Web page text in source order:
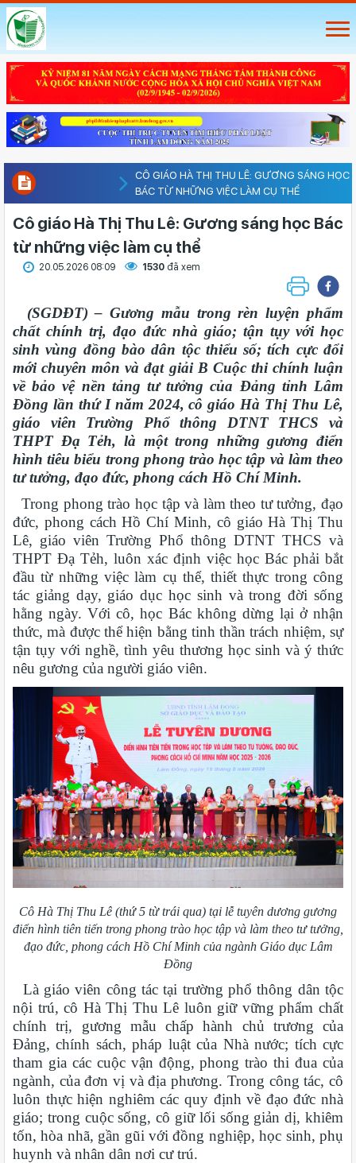
CÔ GIÁO HÀ THỊ THU LÊ: GƯƠNG SÁNG HỌC
BÁC TỪ NHỮNG VIỆC LÀM CỤ THỂ
Cô giáo Hà Thị Thu Lê: Gương sáng học Bác
từ những việc làm cụ thể
20.05.2026 08:09 1530 đã xem
(SGDĐT) – Gương mẫu trong rèn luyện phẩm
chất chính trị, đạo đức nhà giáo; tận tụy với học
sinh vùng đồng bào dân tộc thiểu số; tích cực đổi
mới chuyên môn và đạt giải B Cuộc thi chính luận
về bảo vệ nền tảng tư tưởng của Đảng tỉnh Lâm
Đồng lần thứ I năm 2024, cô giáo Hà Thị Thu Lê,
giáo viên Trường Phổ thông DTNT THCS và
THPT Đạ Tẻh, là một trong những gương điển
hình tiêu biểu trong phong trào học tập và làm theo
tư tưởng, đạo đức, phong cách Hồ Chí Minh.
Trong phong trào học tập và làm theo tư tưởng, đạo
đức, phong cách Hồ Chí Minh, cô giáo Hà Thị Thu
Lê, giáo viên Trường Phổ thông DTNT THCS và
THPT Đạ Tẻh, luôn xác định việc học Bác phải bắt
đầu từ những việc làm cụ thể, thiết thực trong công
tác giảng dạy, giáo dục học sinh và trong đời sống
hằng ngày. Với cô, học Bác không dừng lại ở nhận
thức, mà được thể hiện bằng tinh thần trách nhiệm, sự
tận tụy với nghề, tình yêu thương học sinh và ý thức
nêu gương của người giáo viên.
Cô Hà Thị Thu Lê (thứ 5 từ trái qua) tại lễ tuyên dương gương
điển hình tiên tiến trong phong trào học tập và làm theo tư tưởng,
đạo đức, phong cách Hồ Chí Minh của ngành Giáo dục Lâm
Đồng
Là giáo viên công tác tại trường phổ thông dân tộc
nội trú, cô Hà Thị Thu Lê luôn giữ vững phẩm chất
chính trị, gương mẫu chấp hành chủ trương của
Đảng, chính sách, pháp luật của Nhà nước; tích cực
tham gia các cuộc vận động, phong trào thi đua của
ngành, của đơn vị và địa phương. Trong công tác, cô
luôn thực hiện nghiêm các quy định về đạo đức nhà
giáo; trong cuộc sống, cô giữ lối sống giản dị, khiêm
tốn, hòa nhã, gần gũi với đồng nghiệp, học sinh, phụ
huynh và nhân dân nơi cư trú.